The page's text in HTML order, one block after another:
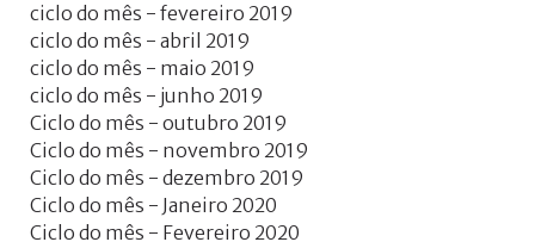
ciclo do mês - fevereiro 2019
ciclo do mês - abril 2019
ciclo do mês - maio 2019
ciclo do mês - junho 2019
Ciclo do mês - outubro 2019
Ciclo do mês - novembro 2019
Ciclo do mês - dezembro 2019
Ciclo do mês - Janeiro 2020
Ciclo do mês - Fevereiro 2020